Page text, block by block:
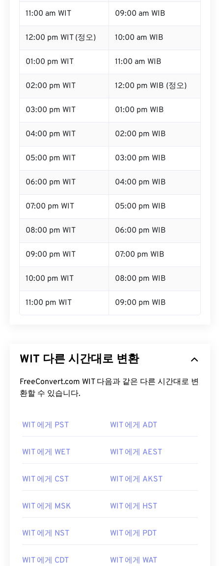
11:00 am WIT 09:00 am WIB
12:00 pm WIT (정오) 10:00 am WIB
01:00 pm WIT 11:00 am WIB
02:00 pm WIT 12:00 pm WIB (정오)
03:00 pm WIT 01:00 pm WIB
04:00 pm WIT 02:00 pm WIB
05:00 pm WIT 03:00 pm WIB
06:00 pm WIT 04:00 pm WIB
07:00 pm WIT 05:00 pm WIB
08:00 pm WIT 06:00 pm WIB
09:00 pm WIT 07:00 pm WIB
10:00 pm WIT 08:00 pm WIB
11:00 pm WIT 09:00 pm WIB
WIT 다른 시간대로 변환
FreeConvert.com WIT 다음과 같은 다른 시간대로 변
환할 수 있습니다.
WIT 에게 PST WIT 에게 ADT
WIT 에게 WET WIT 에게 AEST
WIT 에게 CST WIT 에게 AKST
WIT 에게 MSK WIT 에게 HST
WIT 에게 NST WIT 에게 PDT
WIT 에게 CDT WIT 에게 WAT